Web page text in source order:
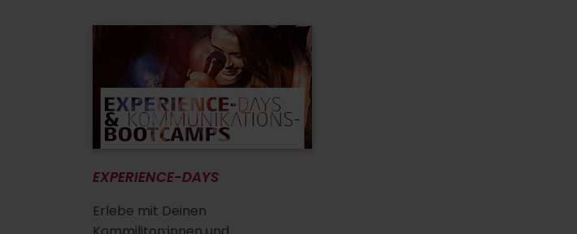
EXPERIENCE-DAYS
Erlebe mit Deinen